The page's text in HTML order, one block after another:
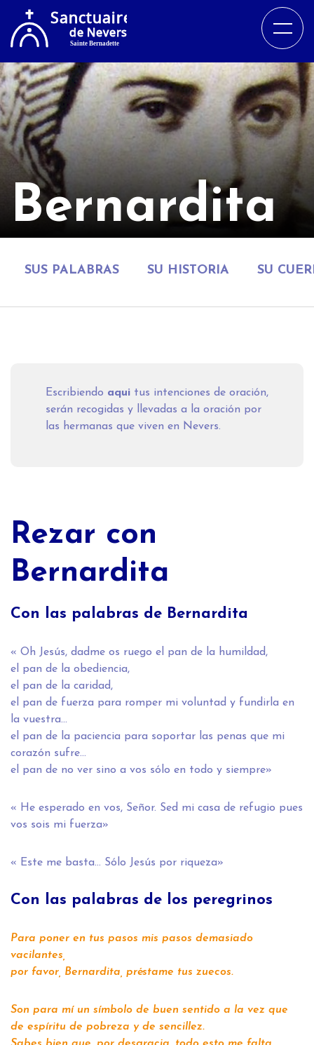
Bernardita
SUS PALABRAS SU HISTORIA SU
Rezar con
Bernardita
Con las palabras de Bernardita
« Oh Jesús, dadme os ruego el pan de la humildad,
el pan de la obediencia,
el pan de la caridad,
el pan de fuerza para romper mi voluntad y fundirla en
la vuestra…
el pan de la paciencia para soportar las penas que mi
corazón sufre…
el pan de no ver sino a vos sólo en todo y siempre»
« He esperado en vos, Señor. Sed mi casa de refugio pues
vos sois mi fuerza»
« Este me basta… Sólo Jesús por riqueza»
Con las palabras de los peregrinos
Para poner en tus pasos mis pasos demasiado
vacilantes,
por favor, Bernardita, préstame tus zuecos.
Son para mí un símbolo de buen sentido a la vez que
de espíritu de pobreza y de sencillez.
Escribiendo aqui tus intenciones de oración,
serán recogidas y llevadas a la oración por
las hermanas que viven en Nevers.